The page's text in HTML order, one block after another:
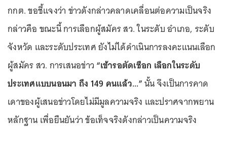
กกต. ขอชี้แจงว่า ข่าวดังกล่าวคลาดเคลื่อนต่อความเป็นจริง
กล่าวคือ ขณะนี้ การเลือกผู้สมัคร สว. ในระดับ อําเภอ, ระดับ
จังหวัด และระดับประเทศ ยังไม่ได้ดําเนินการลงคะแนนเลือก
ผู้สมัคร สว. การเสนอข่าว “เข้ารอตัดเชือก เลือกในระดับ
ประเทศแบบนอนมา ถึง 149 คนแล้ว...”นั้น จึงเป็นการคาด
เดาของผู้เสนอข่าวโดยไม่มีมูลความจริง และปราศจากพยาน
หลักฐาน เพื่อยืนยันว่า ข้อเท็จจริงดังกล่าวเป็นความจริง